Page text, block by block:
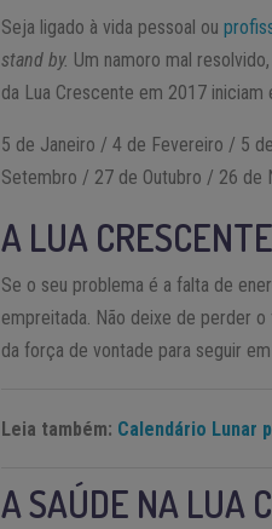
Seja ligado à vida pessoal ou
stand by. Um namoro mal
da Lua Crescente em 2017 iniciam
5 de Janeiro / 4 de Fevereiro / 5
Setembro / 27 de Outubro / 26 de
A LUA
Se o seu problema é a falta de
empreitada. Não deixe de perder
da força de vontade para seguir
Leia também: Calendário Lunar
A SAÚDE NA LUA